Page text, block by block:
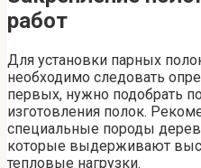
работ
Для установки парных
необходимо следовать
первых, нужно подобрать
изготовления полок.
специальные породы
которые выдерживают
тепловые нагрузки.